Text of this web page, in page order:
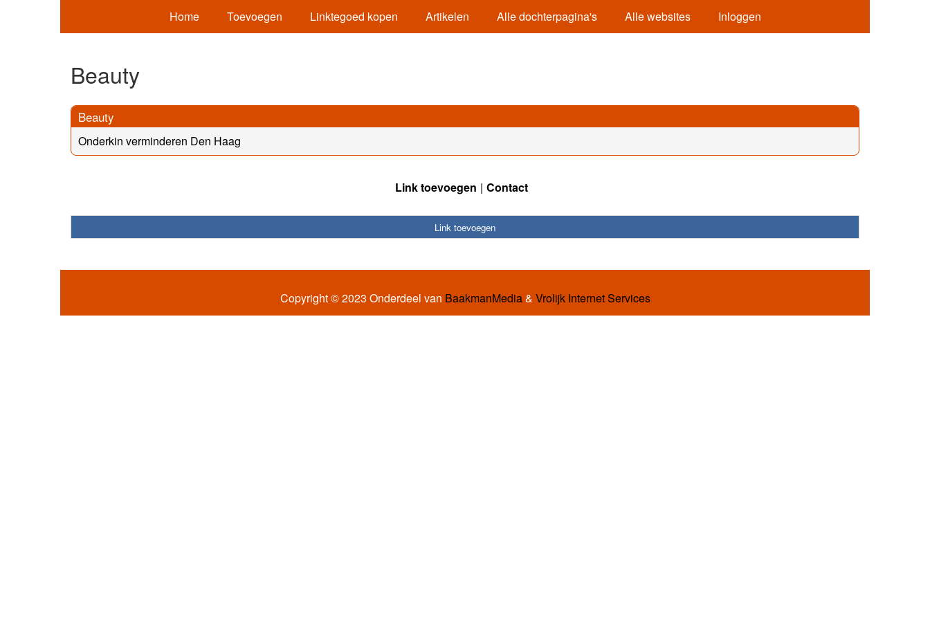
Home Toevoegen Linktegoed kopen Artikelen Alle dochterpagina's Alle websites Inloggen
Beauty
Beauty
Onderkin verminderen Den Haag
Link toevoegen Contact
Link toevoegen
Copyright © 2023 Onderdeel van BaakmanMedia& Vrolijk Internet Services